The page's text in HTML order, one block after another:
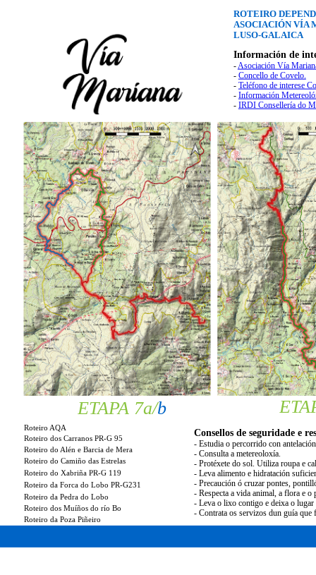
Roteiro AQA
Roteiro dos Carranos PR-G 95
Roteiro do Alén e Barcia de Mera
Roteiro do Camiño das Estrelas
Roteiro do Xabriña PR-G 119
Roteiro da Forca do Lobo PR-G231
Roteiro da Pedra do Lobo
Roteiro dos Muíños do río Bo
Roteiro da Poza Piñeiro
ETAPA 7a/b
Consellos de seguridade e
- Estudia o percorrido con
- Consulta a metereoloxía.
- Protéxete do sol. Utiliza roupa e
- Leva alimento e hidratación
- Precaución ó cruzar pontes,
- Respecta a vida animal, a flora e
- Leva o lixo contigo e deixa o lugar
- Contrata os servizos dun guía que
ROTEIRO
ASOCIACIÓN VÍA
LUSO-GALAICA
Información de
- Asociación Vía
- Concello de Covelo.
- Teléfono de interese
- Información
- IRDI Consellería do